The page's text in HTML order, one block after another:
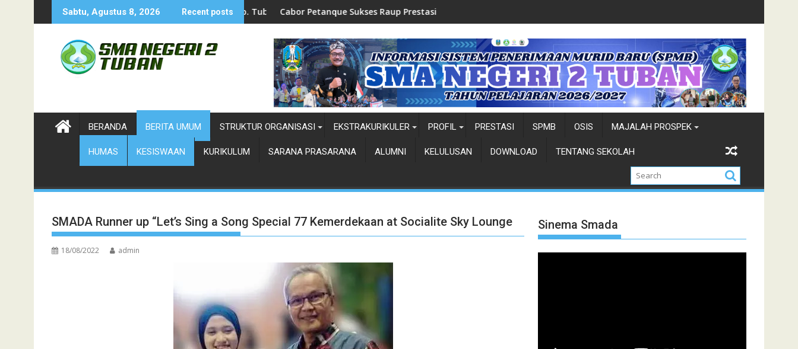
to
Sabtu, Agustus 8, 2026 Recent postsCabor Petanque Sukses Raup Prestasi
BERANDA BERITA UMUM STRUKTUR ORGANISASI EKSTRAKURIKULER PROFIL PRESTASI SPMB OSIS MAJALAH PROSPEK
HUMAS KESISWAAN KURIKULUM SARANA PRASARANA ALUMNI KELULUSAN DOWNLOAD TENTANG SEKOLAH
SMADA Runner up “Let’s Sing a Song Special 77 Kemerdekaan at Socialite Sky Lounge
18/08/2022 admin
Sinema Smada